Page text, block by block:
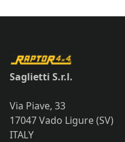
Saglietti S.r.l.
Via Piave, 33
17047 Vado Ligure (SV)
ITALY